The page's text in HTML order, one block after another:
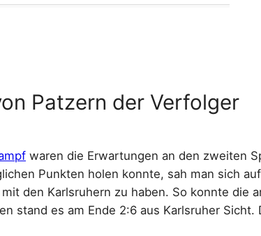
Patzern der Verfolger
waren die Erwartungen an den zweiten
Punkten holen konnte, sah man sich
den Karlsruhern zu haben. So konnte die
stand es am Ende 2:6 aus Karlsruher